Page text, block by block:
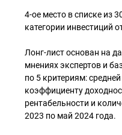
4-ое место в списке из
категории инвестиций
Лонг-лист основан на
мнениях экспертов и
по 5 критериям:
коэффициенту
рентабельности и
2023 по май 2024 года.